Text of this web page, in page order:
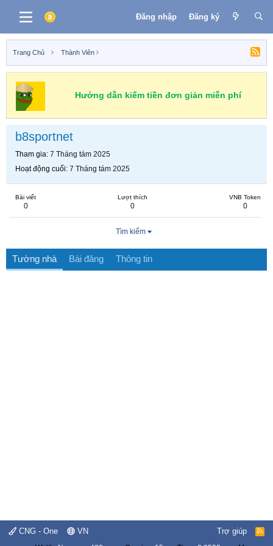
Đăng nhập Đăng ký
Trang Chủ Thành Viên
Hướng dẫn kiếm tiền đơn giản miễn phí
b8sportnet
Tham gia 7 Tháng tám 2025
Hoạt động cuối 7 Tháng tám 2025
Bài viết
0
Lượt thích
0
VNB Token
0
Tìm kiếm
Tường nhà Bài đăng Thông tin
CNG - One VN Trợ giúp
R